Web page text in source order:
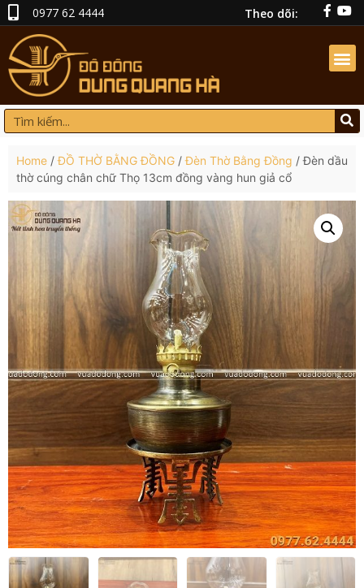
0977 62 4444 Theo dõi:
Home /ĐỒ THỜ BẰNG ĐỒNG /Đèn Thờ Bằng Đồng / Đèn dầu
thờ cúng chân chữ Thọ 13cm đồng vàng hun giả cổ